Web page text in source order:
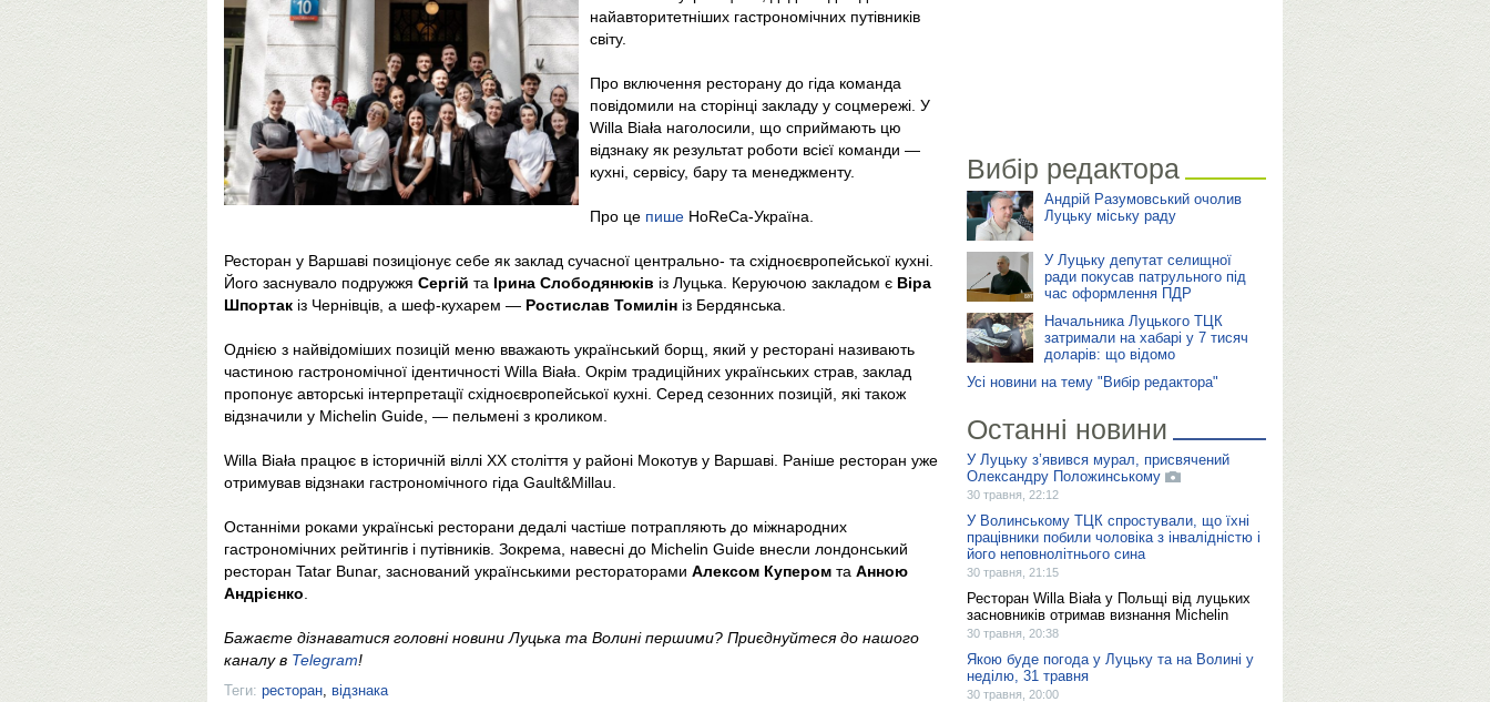
найавторитетніших гастрономічних путівників
світу.
Про включення ресторану до гіда команда
повідомили на сторінці закладу у соцмережі. У
Willa Biała наголосили, що сприймають цю
відзнаку як результат роботи всієї команди —
кухні, сервісу, бару та менеджменту.
Про це пише HoReCa-Україна.
Ресторан у Варшаві позиціонує себе як заклад сучасної центрально- та східноєвропейської кухні.
Його заснувало подружжя Сергій та Ірина Слободянюків із Луцька. Керуючою закладом є Віра
Шпортак із Чернівців, а шеф-кухарем — Ростислав Томилін із Бердянська.
Однією з найвідоміших позицій меню вважають український борщ, який у ресторані називають
частиною гастрономічної ідентичності Willa Biała. Окрім традиційних українських страв, заклад
пропонує авторські інтерпретації східноєвропейської кухні. Серед сезонних позицій, які також
відзначили у Michelin Guide, — пельмені з кроликом.
Willa Biała працює в історичній віллі XX століття у районі Мокотув у Варшаві. Раніше ресторан уже
отримував відзнаки гастрономічного гіда Gault&Millau.
Останніми роками українські ресторани дедалі частіше потрапляють до міжнародних
гастрономічних рейтингів і путівників. Зокрема, навесні до Michelin Guide внесли лондонський
ресторан Tatar Bunar, заснований українськими рестораторами Алексом Купером та Анною
Андрієнко
Бажаєте дізнаватися головні новини Луцька та Волині першими? Приєднуйтеся до нашого
каналу в Telegram!
Теги: ресторан, відзнака
Вибір редактора
Андрій Разумовський очолив
Луцьку міську раду
У Луцьку депутат селищної
ради покусав патрульного під
час оформлення ПДР
Начальника Луцького ТЦК
затримали на хабарі у 7 тисяч
доларів: що відомо
Усі новини на тему "Вибір редактора"
Останні новини
У Луцьку з’явився мурал, присвячений
Олександру Положинському
30 травня, 22:12
У Волинському ТЦК спростували, що їхні
працівники побили чоловіка з інвалідністю і
його неповнолітнього сина
30 травня, 21:15
Ресторан Willa Biała у Польщі від луцьких
засновників отримав визнання Michelin
30 травня, 20:38
Якою буде погода у Луцьку та на Волині у
неділю, 31 травня
30 травня, 20:00